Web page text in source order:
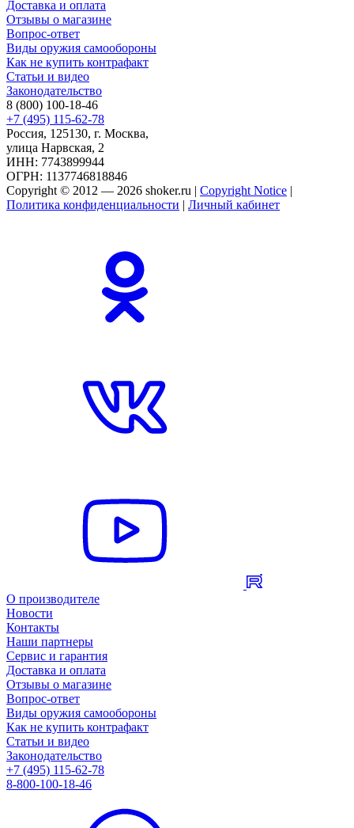
Доставка и оплата
Отзывы о магазине
Вопрос-ответ
Виды оружия самообороны
Как не купить контрафакт
Статьи и видео
Законодательство
8 (800) 100-18-46
+7 (495) 115-62-78
Россия, 125130, г. Москва,
улица Нарвская, 2
ИНН: 7743899944
ОГРН: 1137746818846
Copyright © 2012 — 2026 shoker.ru | Copyright Notice |
Политика конфиденциальности | Личный кабинет
О производителе
Новости
Контакты
Наши партнеры
Сервис и гарантия
Доставка и оплата
Отзывы о магазине
Вопрос-ответ
Виды оружия самообороны
Как не купить контрафакт
Статьи и видео
Законодательство
+7 (495) 115-62-78
8-800-100-18-46